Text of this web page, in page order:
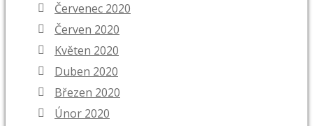
Červenec 2020
Červen 2020
Květen 2020
Duben 2020
Březen 2020
Únor 2020